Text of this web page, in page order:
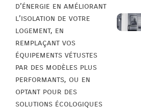
d’énergie en améliorant
l’isolation de votre
logement, en
remplaçant vos
équipements vétustes
par des modèles plus
performants, ou en
optant pour des
solutions écologiques